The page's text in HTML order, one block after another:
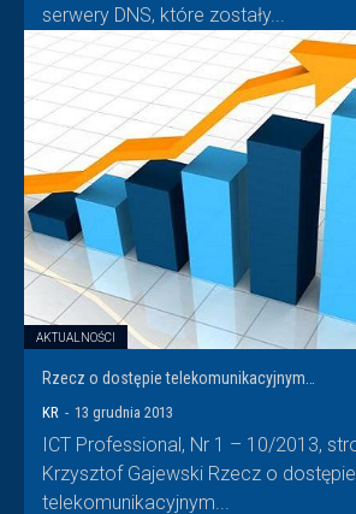
serwery DNS, które zostały...
AKTUALNOŚCI
Rzecz o dostępie telekomunikacyjnym…
KR - 13 grudnia 2013
ICT Professional, Nr 1 – 10/2013, strona
Krzysztof Gajewski Rzecz o dostępie
telekomunikacyjnym...